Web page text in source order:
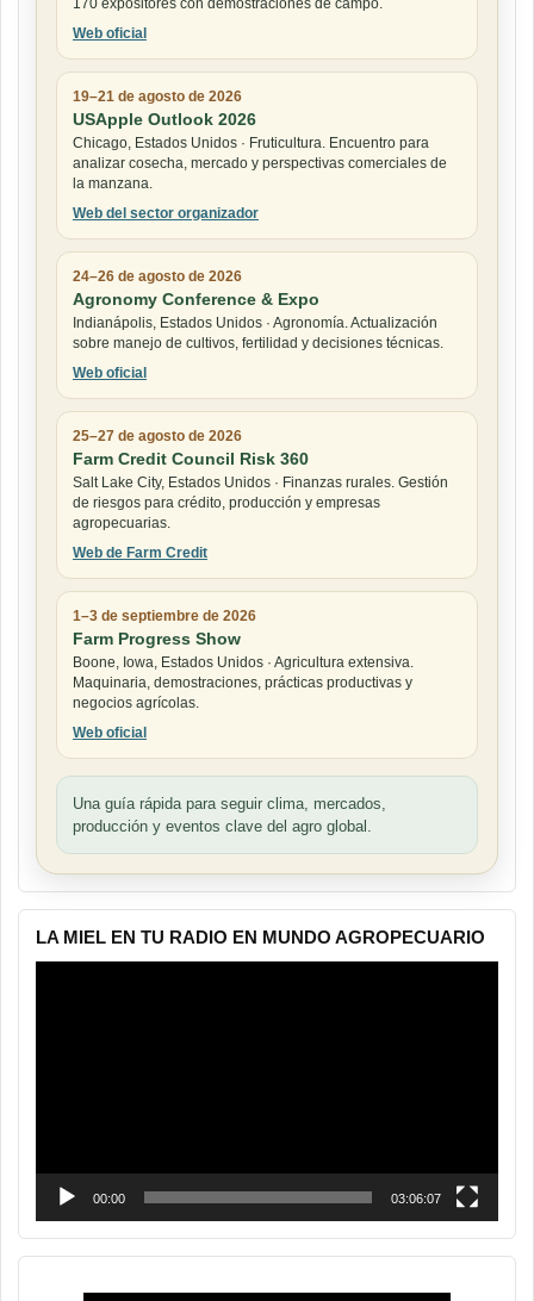
170 expositores con demostraciones de campo.
Web oficial
19–21 de agosto de 2026
USApple Outlook 2026
Chicago, Estados Unidos · Fruticultura. Encuentro para
analizar cosecha, mercado y perspectivas comerciales de
la manzana.
Web del sector organizador
24–26 de agosto de 2026
Agronomy Conference & Expo
Indianápolis, Estados Unidos · Agronomía. Actualización
sobre manejo de cultivos, fertilidad y decisiones técnicas.
Web oficial
25–27 de agosto de 2026
Farm Credit Council Risk 360
Salt Lake City, Estados Unidos · Finanzas rurales. Gestión
de riesgos para crédito, producción y empresas
agropecuarias.
Web de Farm Credit
1–3 de septiembre de 2026
Farm Progress Show
Boone, Iowa, Estados Unidos · Agricultura extensiva.
Maquinaria, demostraciones, prácticas productivas y
negocios agrícolas.
Web oficial
Una guía rápida para seguir clima, mercados,
producción y eventos clave del agro global.
LA MIEL EN TU RADIO EN MUNDO AGROPECUARIO
00:00 03:06:07